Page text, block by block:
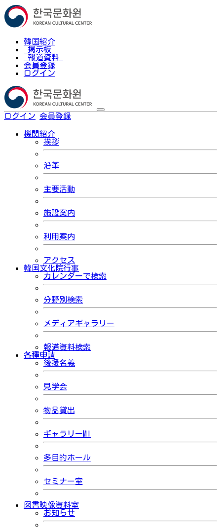
韓国紹介
掲示板
報道資料
会員登録
ログイン
ログイン 会員登録
機関紹介
挨拶
沿革
主要活動
施設案内
利用案内
アクセス
韓国文化院行事
カレンダーで検索
分野別検索
メディアギャラリー
報道資料検索
各種申請
後援名義
見学会
物品貸出
ギャラリーMI
多目的ホール
セミナー室
図書映像資料室
お知らせ